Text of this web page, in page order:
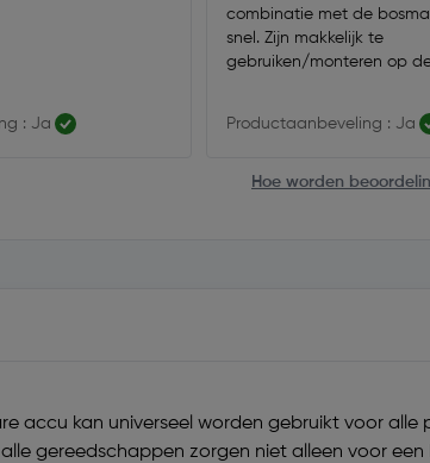
: Ja
combinatie met de
snel. Zijn makkelijk te
gebruiken/monteren op
Productaanbeveling : Ja
Hoe worden
accu kan universeel worden gebruikt voor alle
gereedschappen zorgen niet alleen voor